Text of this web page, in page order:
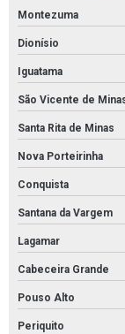
Montezuma
Dionísio
Iguatama
São Vicente de
Santa Rita de Minas
Nova Porteirinha
Conquista
Santana da Vargem
Lagamar
Cabeceira Grande
Pouso Alto
Periquito